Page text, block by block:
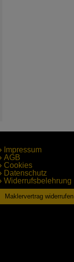
Impressum
AGB
Cookies
Datenschutz
Widerrufsbelehrung
Maklervertrag widerrufen